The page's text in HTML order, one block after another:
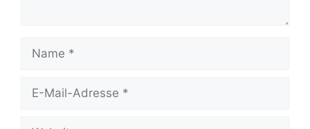
Mail-